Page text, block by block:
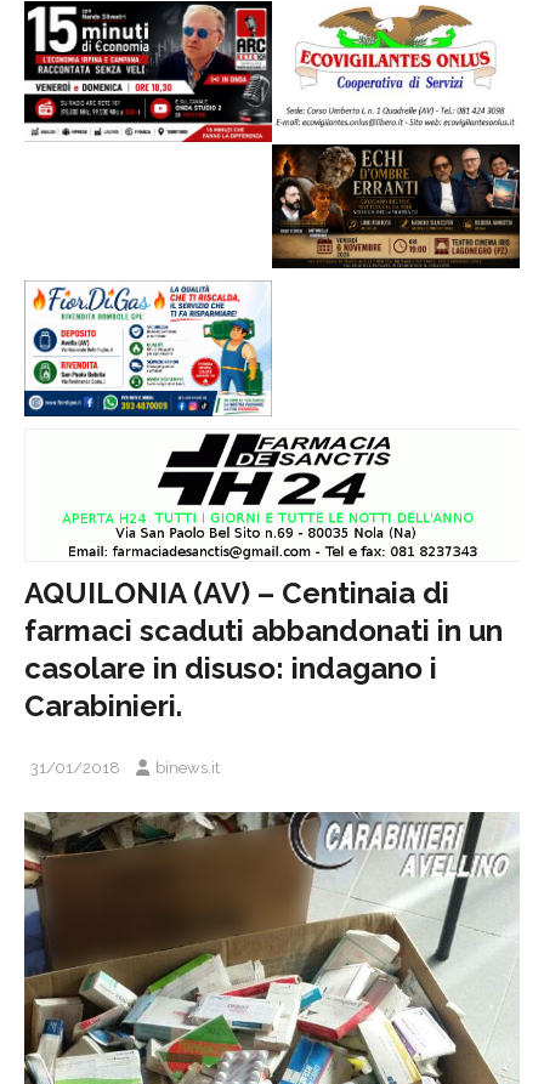
AQUILONIA (AV) – Centinaia di
farmaci scaduti abbandonati in un
casolare in disuso: indagano i
Carabinieri.
31/01/2018 binews.it